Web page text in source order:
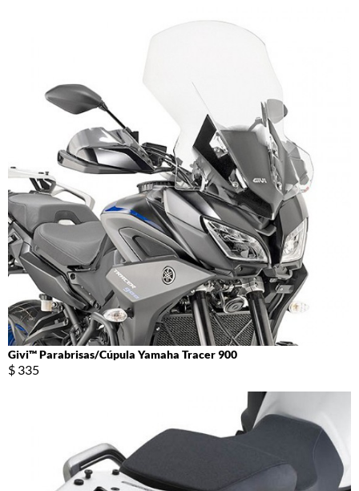
Givi™ Parabrisas/Cúpula Yamaha Tracer 900
$ 335